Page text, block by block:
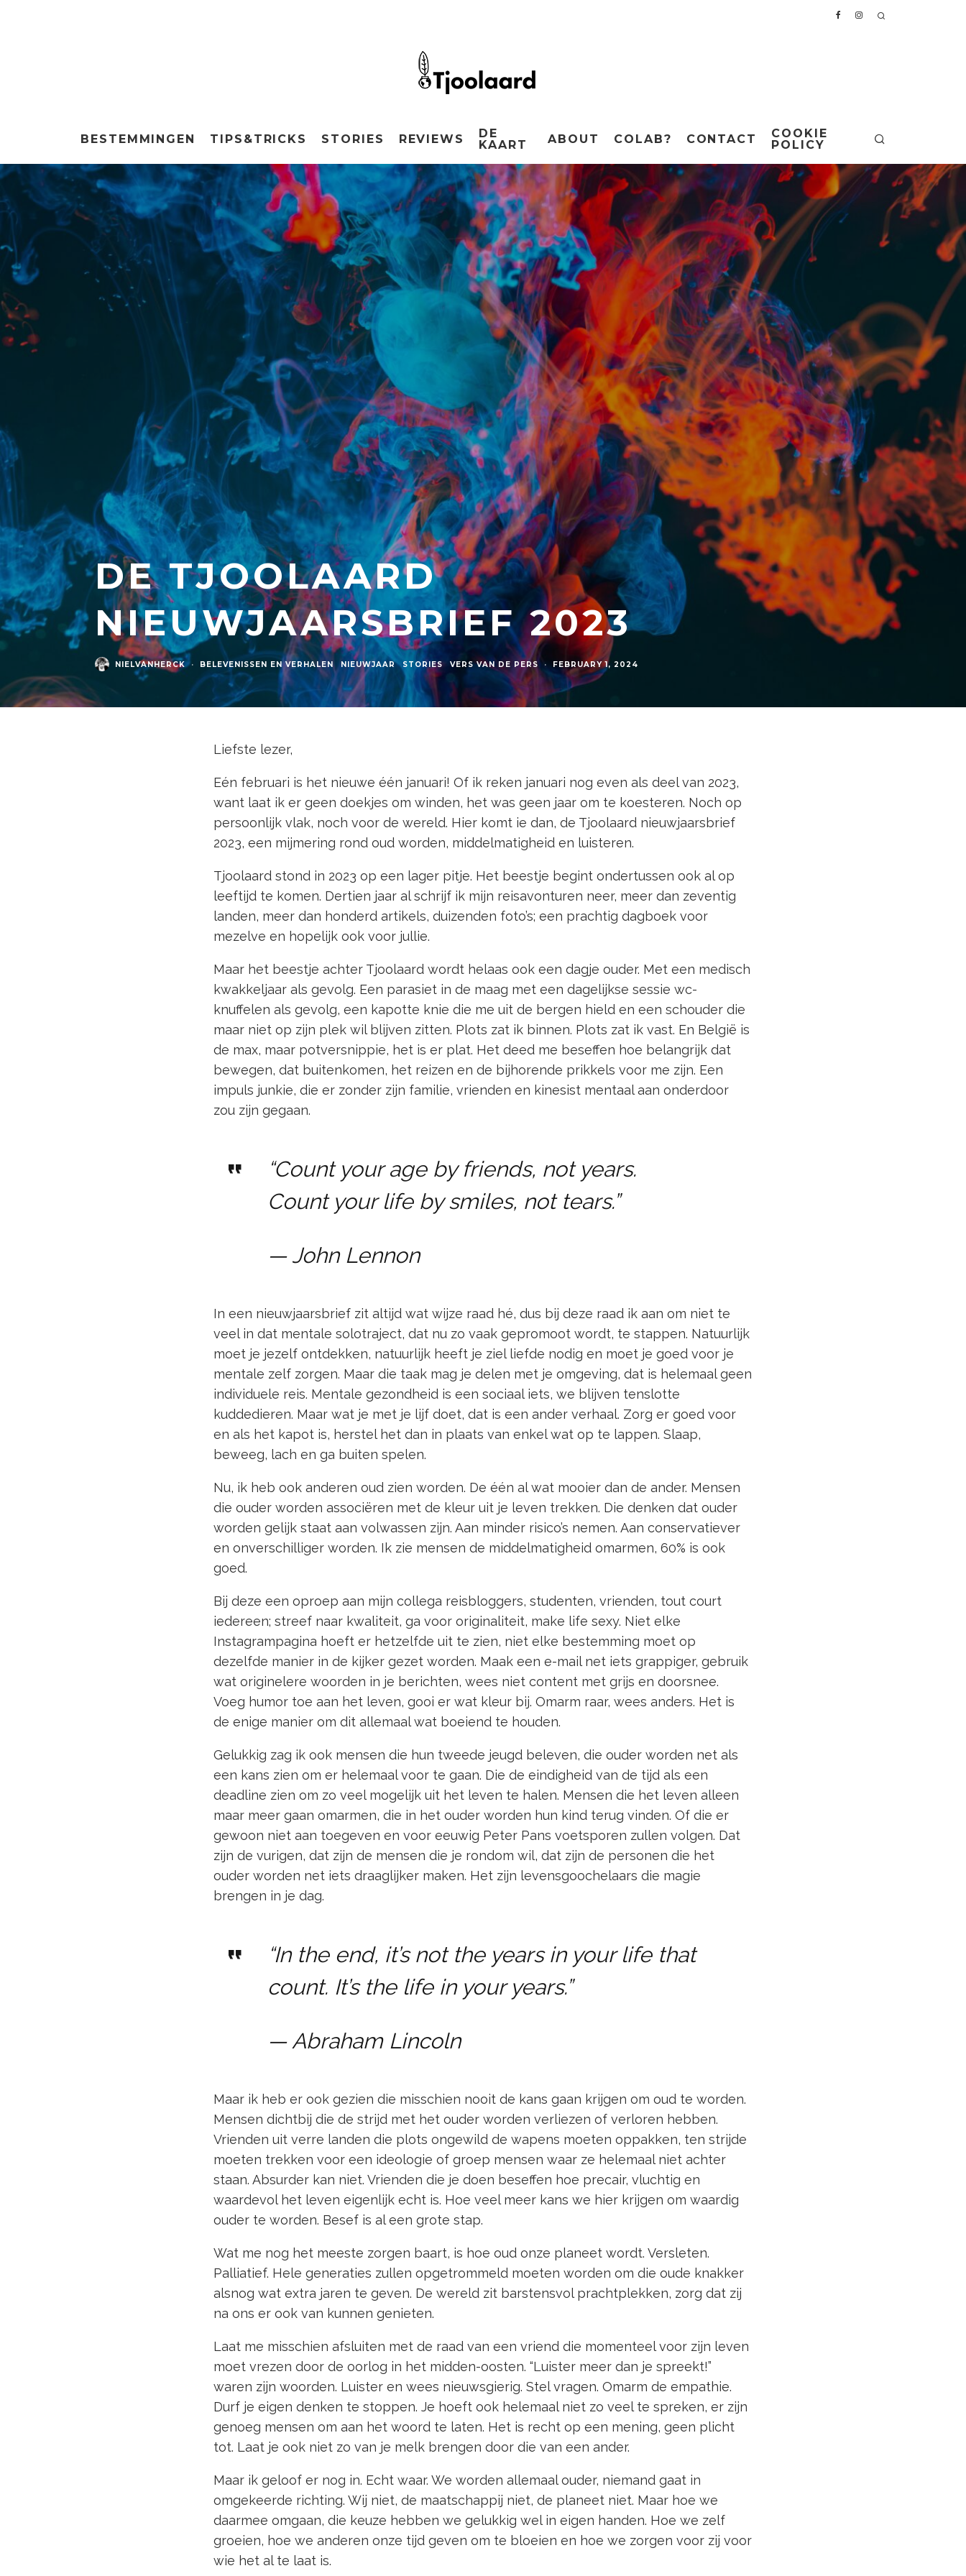
BESTEMMINGEN TIPS&TRICKS STORIES REVIEWS
DE
KAART
ABOUT COLAB? CONTACT
COOKIE
POLICY
DE TJOOLAARD
NIEUWJAARSBRIEF 2023
NIELVANHERCK · BELEVENISSEN EN VERHALEN NIEUWJAAR STORIES VERS VAN DE PERS · FEBRUARY 1, 2024
Liefste lezer,
Eén februari is het nieuwe één januari! Of ik reken januari nog even als deel van 2023,
want laat ik er geen doekjes om winden, het was geen jaar om te koesteren. Noch op
persoonlijk vlak, noch voor de wereld. Hier komt ie dan, de Tjoolaard nieuwjaarsbrief
2023, een mijmering rond oud worden, middelmatigheid en luisteren.
Tjoolaard stond in 2023 op een lager pitje. Het beestje begint ondertussen ook al op
leeftijd te komen. Dertien jaar al schrijf ik mijn reisavonturen neer, meer dan zeventig
landen, meer dan honderd artikels, duizenden foto’s; een prachtig dagboek voor
mezelve en hopelijk ook voor jullie.
Maar het beestje achter Tjoolaard wordt helaas ook een dagje ouder. Met een medisch
kwakkeljaar als gevolg. Een parasiet in de maag met een dagelijkse sessie wc-
knuffelen als gevolg, een kapotte knie die me uit de bergen hield en een schouder die
maar niet op zijn plek wil blijven zitten. Plots zat ik binnen. Plots zat ik vast. En België is
de max, maar potversnippie, het is er plat. Het deed me beseffen hoe belangrijk dat
bewegen, dat buitenkomen, het reizen en de bijhorende prikkels voor me zijn. Een
impuls junkie, die er zonder zijn familie, vrienden en kinesist mentaal aan onderdoor
zou zijn gegaan.
“Count your age by friends, not years.
Count your life by smiles, not tears.”
— John Lennon
In een nieuwjaarsbrief zit altijd wat wijze raad hé, dus bij deze raad ik aan om niet te
veel in dat mentale solotraject, dat nu zo vaak gepromoot wordt, te stappen. Natuurlijk
moet je jezelf ontdekken, natuurlijk heeft je ziel liefde nodig en moet je goed voor je
mentale zelf zorgen. Maar die taak mag je delen met je omgeving, dat is helemaal geen
individuele reis. Mentale gezondheid is een sociaal iets, we blijven tenslotte
kuddedieren. Maar wat je met je lijf doet, dat is een ander verhaal. Zorg er goed voor
en als het kapot is, herstel het dan in plaats van enkel wat op te lappen. Slaap,
beweeg, lach en ga buiten spelen.
Nu, ik heb ook anderen oud zien worden. De één al wat mooier dan de ander. Mensen
die ouder worden associëren met de kleur uit je leven trekken. Die denken dat ouder
worden gelijk staat aan volwassen zijn. Aan minder risico’s nemen. Aan conservatiever
en onverschilliger worden. Ik zie mensen de middelmatigheid omarmen, 60% is ook
goed.
Bij deze een oproep aan mijn collega reisbloggers, studenten, vrienden, tout court
iedereen; streef naar kwaliteit, ga voor originaliteit, make life sexy. Niet elke
Instagrampagina hoeft er hetzelfde uit te zien, niet elke bestemming moet op
dezelfde manier in de kijker gezet worden. Maak een e-mail net iets grappiger, gebruik
wat originelere woorden in je berichten, wees niet content met grijs en doorsnee.
Voeg humor toe aan het leven, gooi er wat kleur bij. Omarm raar, wees anders. Het is
de enige manier om dit allemaal wat boeiend te houden.
Gelukkig zag ik ook mensen die hun tweede jeugd beleven, die ouder worden net als
een kans zien om er helemaal voor te gaan. Die de eindigheid van de tijd als een
deadline zien om zo veel mogelijk uit het leven te halen. Mensen die het leven alleen
maar meer gaan omarmen, die in het ouder worden hun kind terug vinden. Of die er
gewoon niet aan toegeven en voor eeuwig Peter Pans voetsporen zullen volgen. Dat
zijn de vurigen, dat zijn de mensen die je rondom wil, dat zijn de personen die het
ouder worden net iets draaglijker maken. Het zijn levensgoochelaars die magie
brengen in je dag.
“In the end, it’s not the years in your life that
count. It’s the life in your years.”
— Abraham Lincoln
Maar ik heb er ook gezien die misschien nooit de kans gaan krijgen om oud te worden.
Mensen dichtbij die de strijd met het ouder worden verliezen of verloren hebben.
Vrienden uit verre landen die plots ongewild de wapens moeten oppakken, ten strijde
moeten trekken voor een ideologie of groep mensen waar ze helemaal niet achter
staan. Absurder kan niet. Vrienden die je doen beseffen hoe precair, vluchtig en
waardevol het leven eigenlijk echt is. Hoe veel meer kans we hier krijgen om waardig
ouder te worden. Besef is al een grote stap.
Wat me nog het meeste zorgen baart, is hoe oud onze planeet wordt. Versleten.
Palliatief. Hele generaties zullen opgetrommeld moeten worden om die oude knakker
alsnog wat extra jaren te geven. De wereld zit barstensvol prachtplekken, zorg dat zij
na ons er ook van kunnen genieten.
Laat me misschien afsluiten met de raad van een vriend die momenteel voor zijn leven
moet vrezen door de oorlog in het midden-oosten. “Luister meer dan je spreekt!”
waren zijn woorden. Luister en wees nieuwsgierig. Stel vragen. Omarm de empathie.
Durf je eigen denken te stoppen. Je hoeft ook helemaal niet zo veel te spreken, er zijn
genoeg mensen om aan het woord te laten. Het is recht op een mening, geen plicht
tot. Laat je ook niet zo van je melk brengen door die van een ander.
Maar ik geloof er nog in. Echt waar. We worden allemaal ouder, niemand gaat in
omgekeerde richting. Wij niet, de maatschappij niet, de planeet niet. Maar hoe we
daarmee omgaan, die keuze hebben we gelukkig wel in eigen handen. Hoe we zelf
groeien, hoe we anderen onze tijd geven om te bloeien en hoe we zorgen voor zij voor
wie het al te laat is.